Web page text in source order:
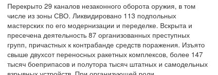
Перекрыто 29 каналов незаконного оборота оружия, в том
числе из зоны СВО. Ликвидировано 113 подпольных
мастерских по его модернизации и переделке. Вскрыта и
пресечена деятельность 87 организованных преступных
групп, причастных к контрабанде средств поражения. Изъято
свыше двухсот переносных ракетных комплексов, более 147
тысяч боеприпасов и полутора тысяч штатных и самодельных